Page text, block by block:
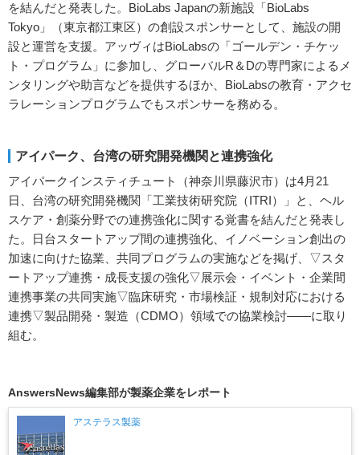
を結んだと発表した。BioLabs Japanの新施設「BioLabs
Tokyo」（東京都江東区）の創設スポンサーとして、施設の開
設と運営を支援。アッヴィはBioLabsの「ゴールデン・チケッ
ト・プログラム」に参加し、グローバルR＆Dの専門家によるメ
ンタリングや助言などを提供するほか、BioLabsの教育・アクセ
ラレーションプログラムでもスポンサーを務める。
アイパーク、台湾の研究開発機関と連携強化
アイパークインスティチュート（神奈川県藤沢市）は4月21
日、台湾の研究開発機関「工業技術研究院（ITRI）」と、ヘル
スケア・創薬分野での連携強化に関する覚書を結んだと発表し
た。日台スタートアップ間の連携強化、イノベーション創出の
加速に向けた協業、共同プログラムの実施などを掲げ、▽スタ
ートアップ連携・成長支援の強化▽展示会・イベント・企業間
連携事業の共同実施▽臨床研究・市場検証・規制対応における
連携▽製品開発・製造（CDMO）領域での協業検討――に取り
組む。
AnswersNews編集部が製薬企業をレポート
アステラス製薬